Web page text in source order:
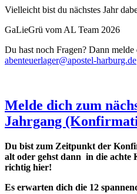
Vielleicht bist du nächstes Jahr
GaLieGrü vom AL Team 2026
Du hast noch Fragen? Dann melde
abenteuerlager@apostel-harburg.de
Melde dich zum
Jahrgang
Du bist zum Zeitpunkt der
alt oder gehst dann in die achte
richtig hier!
Es erwarten dich die 12